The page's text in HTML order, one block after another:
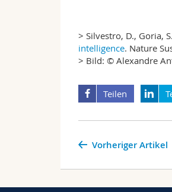
> Silvestro, D., Goria,
intelligence. Nature
> Bild: © Alexandre
Teilen
Vorheriger Artikel